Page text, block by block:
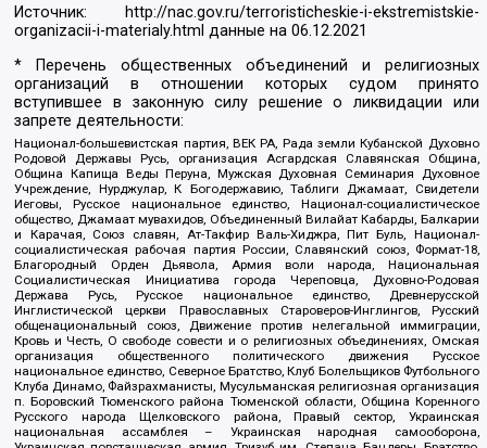
Источник:
http://nac.gov.ru/terroristicheskie-i-ekstremistskie-
organizacii-i-materialy.html данные на06.12.2021
* Перечень общественных объединений и религиозных
организаций в отношении которых судом принято
вступившее в законную силу решение о ликвидации или
запрете деятельности:
Национал-большевистская партия, ВЕК РА, Рада земли Кубанской Духовно
Родовой Державы Русь, организация Асгардская Славянская Община,
Община Капища Веды Перуна, Мужская Духовная Семинария Духовное
Учреждение, Нурджулар, К Богодержавию, Таблиги Джамаат, Свидетели
Иеговы, Русское национальное единство, Национал-социалистическое
общество, Джамаат мувахидов, Объединенный Вилайат Кабарды, Балкарии
и Карачая, Союз славян, Ат-Такфир Валь-Хиджра, Пит Буль, Национал-
социалистическая рабочая партия России, Славянский союз, Формат-18,
Благородный Орден Дьявола, Армия воли народа, Национальная
Социалистическая Инициатива города Череповца, Духовно-Родовая
Держава Русь, Русское национальное единство, Древнерусской
Инглистической церкви Православных Староверов-Инглингов, Русский
общенациональный союз, Движение против нелегальной иммиграции,
Кровь и Честь, О свободе совести и о религиозных объединениях, Омская
организация общественного политического движения Русское
национальное единство, Северное Братство, Клуб Болельщиков Футбольного
Клуба Динамо, Файзрахманисты, Мусульманская религиозная организация
п. Боровский Тюменского района Тюменской области, Община Коренного
Русского народа Щелковского района, Правый сектор, Украинская
национальная ассамблея – Украинская народная самооборона,